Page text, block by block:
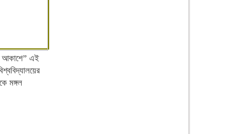
আকাশে” এই
মঙ্গল